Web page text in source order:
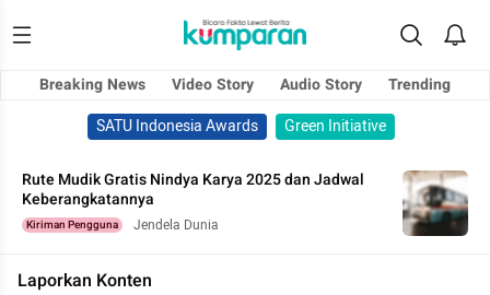
Breaking News Video Story Audio Story
Trending
SATU Indonesia Awards
Green Initiative
Rute Mudik Gratis Nindya Karya 2025 dan Jadwal
Keberangkatannya
Kiriman Pengguna Jendela Dunia
Laporkan Konten